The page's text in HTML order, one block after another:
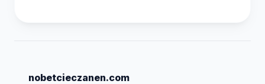
nobetcieczanen.com